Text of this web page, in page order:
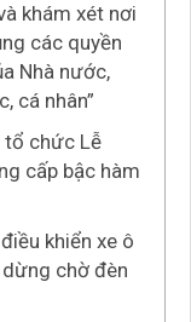
khám xét nơi
các quyền
Nhà nước,
cá nhân”
tổ chức Lễ
cấp bậc hàm
khiển xe ô
chờ đèn